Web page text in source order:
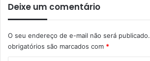
Deixe um comentário
O seu endereço de e-mail não será publicado.
obrigatórios são marcados com *